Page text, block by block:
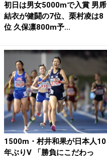
初日は男女5000mで入賞 男乕
結衣が健闘の7位、栗村凌は8
位 久保凛800m予...
1500m・村井和果が日本人10
年ぶりV 「勝負にこだわっ